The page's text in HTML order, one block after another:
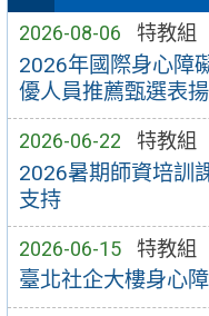
2026-08-06 特教組
2026年國際身心障
優人員推薦甄選表
2026-06-22 特教組
2026暑期師資培訓
支持
2026-06-15 特教組
臺北社企大樓身心